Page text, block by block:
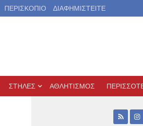
ΠΕΡΙΣΚΟΠΙΟ ΔΙΑΦΗΜΙΣΤΕΙΤΕ
ΣΤΗΛΕΣ ΑΘΛΗΤΙΣΜΟΣ